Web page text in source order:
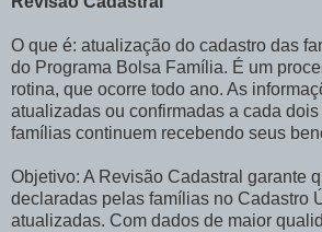
O que é: atualização do cadastro das
do Programa Bolsa Família. É um
rotina, que ocorre todo ano. As
atualizadas ou confirmadas a cada
famílias continuem recebendo seus
Objetivo: A Revisão Cadastral garante
declaradas pelas famílias no Cadastro
atualizadas. Com dados de maior